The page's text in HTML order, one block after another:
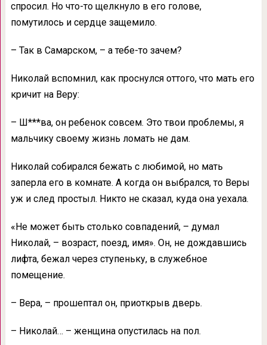
спросил. Но что-то щелкнуло в его голове,
помутилось и сердце защемило.
– Так в Самарском, – а тебе-то зачем?
Николай вспомнил, как проснулся оттого, что мать его
кричит на Веру:
– Ш***ва, он ребенок совсем. Это твои проблемы, я
мальчику своему жизнь ломать не дам.
Николай собирался бежать с любимой, но мать
заперла его в комнате. А когда он выбрался, то Веры
уж и след простыл. Никто не сказал, куда она уехала.
«Не может быть столько совпадений, – думал
Николай, – возраст, поезд, имя». Он, не дождавшись
лифта, бежал через ступеньку, в служебное
помещение.
– Вера, – прошептал он, приоткрыв дверь.
– Николай… – женщина опустилась на пол.